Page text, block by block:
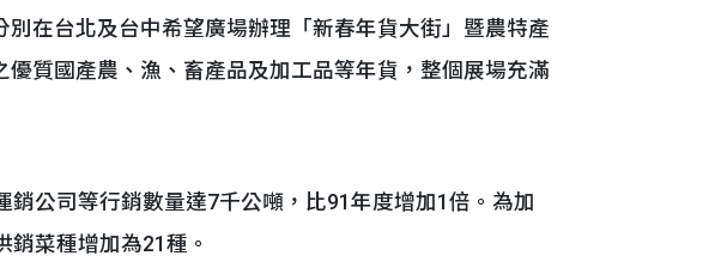
在台北及台中希望廣場辦理「新春年貨大街」暨農特產
質國產農、漁、畜產品及加工品等年貨，整個展場充滿
銷公司等行銷數量達7千公噸，比91年度增加1倍。為加
菜種增加為21種。